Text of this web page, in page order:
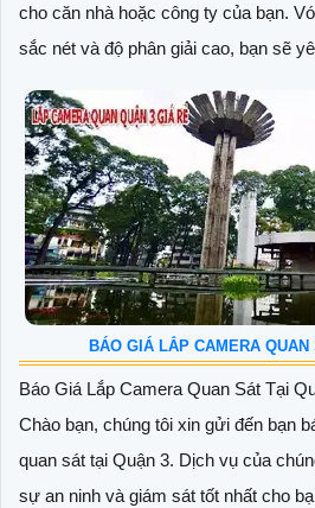
cho căn nhà hoặc công ty của bạn.
sắc nét và độ phân giải cao, bạn sẽ
BÁO GIÁ LẮP CAMERA
Báo Giá Lắp Camera Quan Sát Tại
Chào bạn, chúng tôi xin gửi đến bạn
quan sát tại Quận 3. Dịch vụ của
sự an ninh và giám sát tốt nhất cho